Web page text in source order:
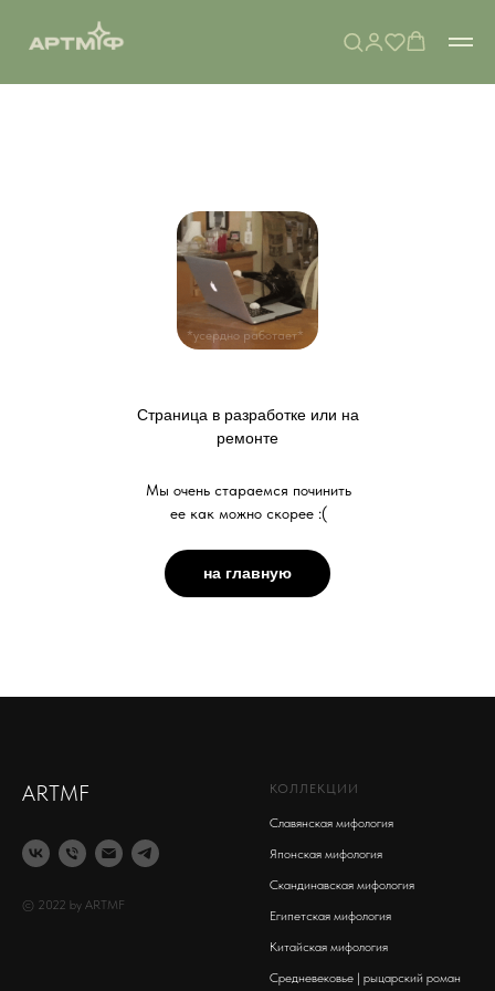
Страница в разработке или на
ремонте
Мы очень стараемся починить
ее как можно скорее :(
*усердно работает*
на главную
ARTMF
© 2022 by ARTMF
КОЛЛЕКЦИИ
Славянская мифология
Японская мифология
Скандинавская мифология
Египетская мифология
Китайская мифология
Средневековье | рыцарский роман